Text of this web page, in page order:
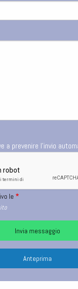
a prevenire l'invio
le